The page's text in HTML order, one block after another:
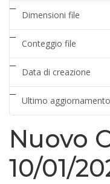
Dimensioni file
Conteggio file
Data di creazione
Ultimo aggiornamento
Nuovo
10/01/